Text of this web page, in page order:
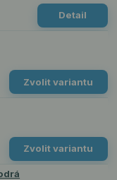
Detail
Zvolit variantu
Zvolit variantu